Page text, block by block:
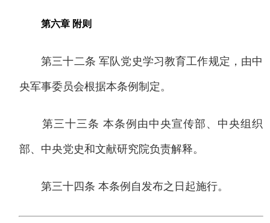
第六章 附则
第三十二条 军队党史学习教育工作规定，由中
央军事委员会根据本条例制定。
第三十三条 本条例由中央宣传部、中央组织
部、中央党史和文献研究院负责解释。
第三十四条 本条例自发布之日起施行。